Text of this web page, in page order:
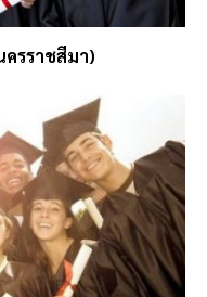
ครราชสีมา)